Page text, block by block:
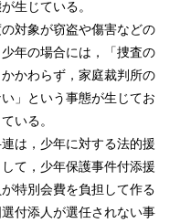
生じている。
対象が窃盗や傷害などの
年の場合には，「捜査の
かわらず，家庭裁判所の
」という事態が生じてお
いる。
は，少年に対する法的援
て，少年保護事件付添援
特別会費を負担して作る
付添人が選任されない事